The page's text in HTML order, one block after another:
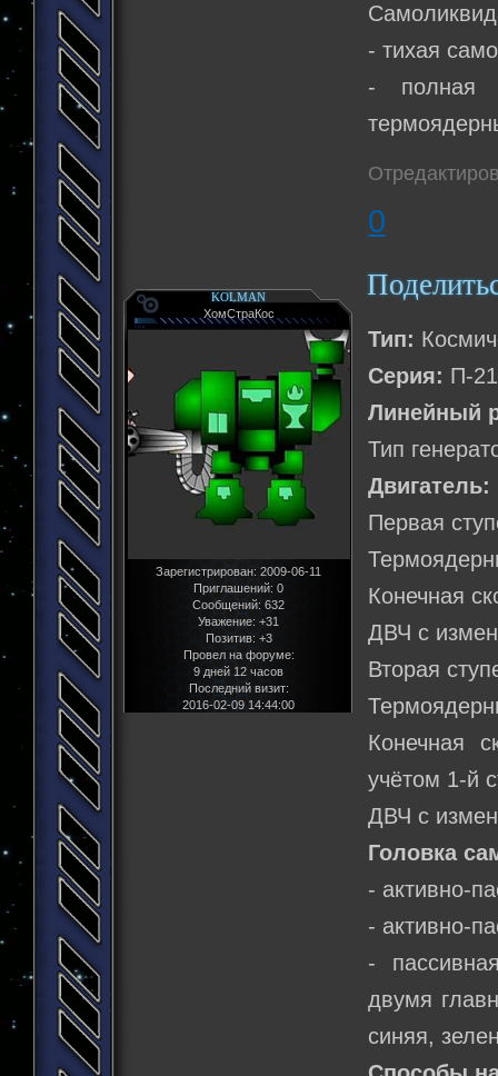
- тихая
- полная
0
KOLMAN
ХомСтраКос
Зарегистрирован: 2009-06-11
Приглашений: 0
Сообщений: 632
Уважение: +31
Позитив: +3
Провел на форуме:
9 дней 12 часов
Последний визит:
2016-02-09 14:44:00
Тип:
Серия: П-
Линейный
Тип
Двигатель:
Первая
Конечная
ДВЧ с
Вторая
Конечная
учётом 1-й
ДВЧ с
Головка
- активно-
- активно-
-
двумя
синяя,